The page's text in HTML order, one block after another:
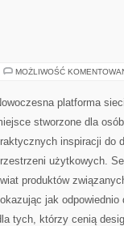
MOŻLIWOŚĆ
platforma
stworzone dla
inspiracji do
użytkowych.
produktów
jak odpowiednio
tych, którzy cenią